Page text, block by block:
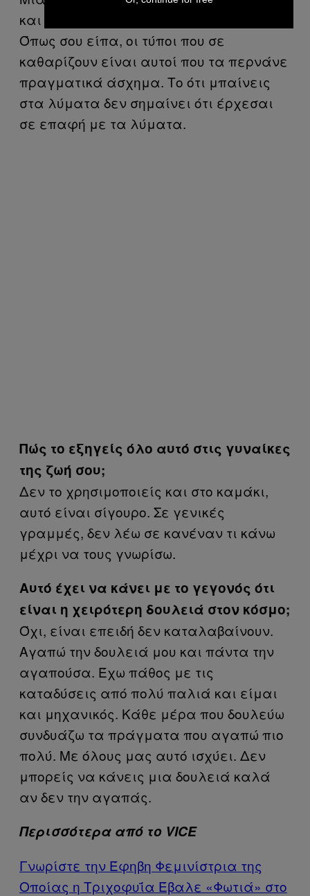
και απολύμανσης είναι εξονυχιστική.
Όπως σου είπα, οι τύποι που σε
καθαρίζουν είναι αυτοί που τα περνάνε
πραγματικά άσχημα. Το ότι μπαίνεις
στα λύματα δεν σημαίνει ότι έρχεσαι
σε επαφή με τα λύματα.
Πώς το εξηγείς όλο αυτό στις γυναίκες
της ζωή σου;
Δεν το χρησιμοποιείς και στο καμάκι,
αυτό είναι σίγουρο. Σε γενικές
γραμμές, δεν λέω σε κανέναν τι κάνω
μέχρι να τους γνωρίσω.
Αυτό έχει να κάνει με το γεγονός ότι
είναι η χειρότερη δουλειά στον κόσμο;
Όχι, είναι επειδή δεν καταλαβαίνουν.
Αγαπώ την δουλειά μου και πάντα την
αγαπούσα. Έχω πάθος με τις
καταδύσεις από πολύ παλιά και είμαι
και μηχανικός. Κάθε μέρα που δουλεύω
συνδυάζω τα πράγματα που αγαπώ πιο
πολύ. Με όλους μας αυτό ισχύει. Δεν
μπορείς να κάνεις μια δουλειά καλά
αν δεν την αγαπάς.
Περισσότερα από το VICE
Γνωρίστε την Έφηβη Φεμινίστρια της
Οποίας η Τριχοφυΐα Έβαλε «Φωτιά» στο